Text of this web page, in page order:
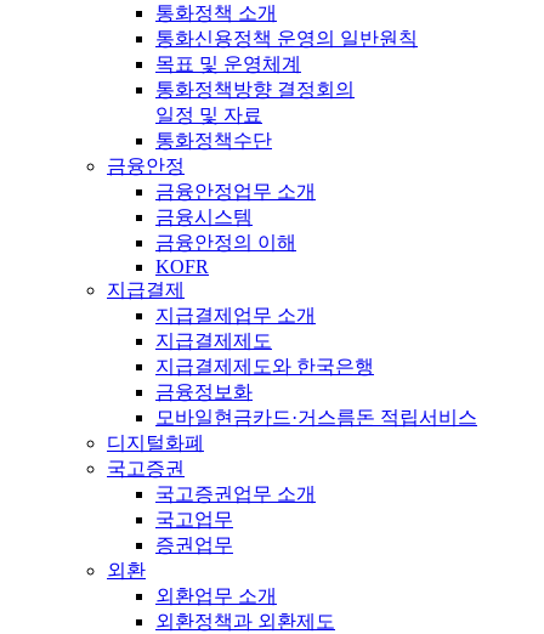
통화정책 소개
통화신용정책 운영의 일반원칙
목표 및 운영체계
통화정책방향 결정회의
일정 및 자료
통화정책수단
금융안정
금융안정업무 소개
금융시스템
금융안정의 이해
KOFR
지급결제
지급결제업무 소개
지급결제제도
지급결제제도와 한국은행
금융정보화
모바일현금카드·거스름돈 적립서비스
디지털화폐
국고증권
국고증권업무 소개
국고업무
증권업무
외환
외환업무 소개
외환정책과 외환제도